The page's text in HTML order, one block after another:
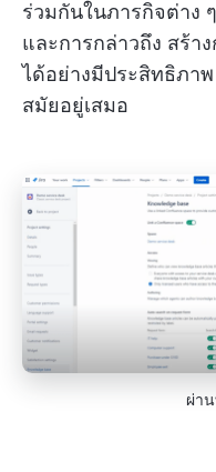
ร่วมกันในภารกิจต่าง
และการกล่าวถึง สร้า
ได้อย่างมีประสิทธิภา
สมัยอยู่เสมอ
ผ่า